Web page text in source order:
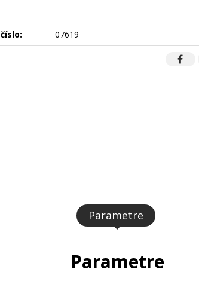
07619
Parametre
Parametre